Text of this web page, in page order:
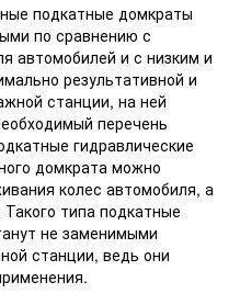
подкатные домкраты
по сравнению с
автомобилей и с низким и
результативной и
станции, на ней
перечень
гидравлические
домкрата можно
колес автомобиля, а
типа подкатные
не заменимыми
станции, ведь они